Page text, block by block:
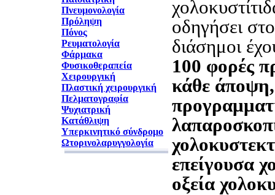
Πνευμονολογία
Πρόληψη
Πόνος
Ρευματολογία
Φάρμακα
Φυσικοθεραπεία
Χειρουργική
Πλαστική χειρουργική
Πελματογραφία
Ψυχιατρική
Κατάθλιψη
Υπερκινητικό σύνδρομο
Ωτορινολαρυγγολογία
οδηγήσει
διάσημοι
100 φορές
κάθε
επείγουσα
οξεία